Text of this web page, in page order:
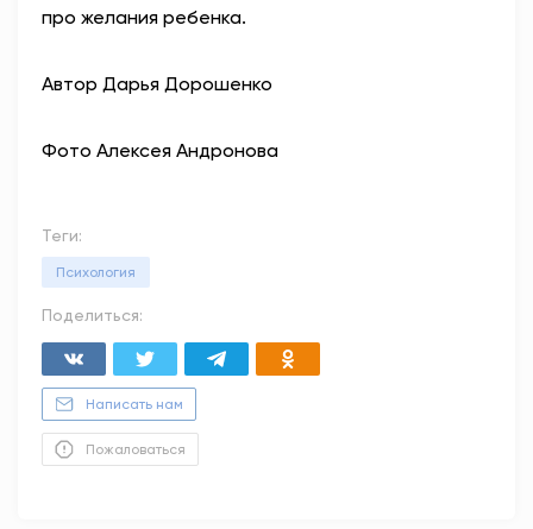
про желания ребенка.
Автор Дарья Дорошенко
Фото Алексея Андронова
Теги:
Психология
Поделиться:
Написать нам
Пожаловаться